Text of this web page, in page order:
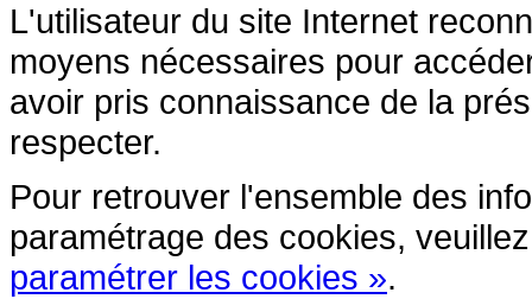
L'utilisateur du site Internet
moyens nécessaires pour
avoir pris connaissance de la
respecter.
Pour retrouver l'ensemble des
paramétrage des cookies,
paramétrer les cookies ».